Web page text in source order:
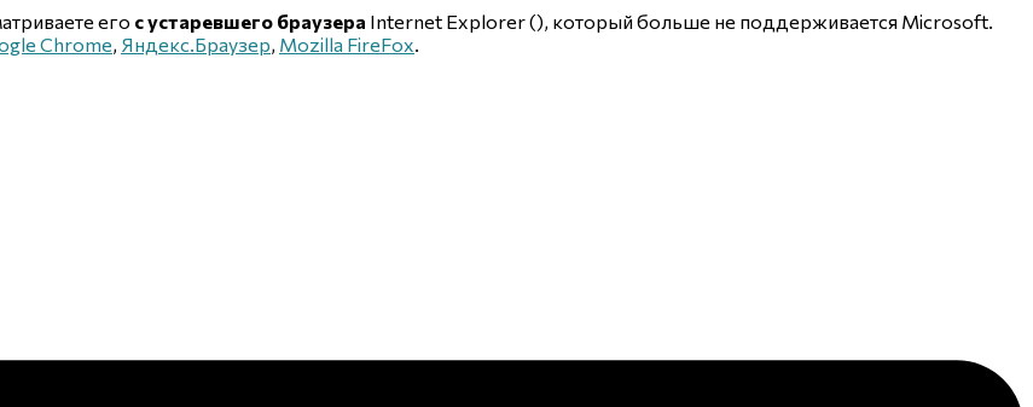
его с устаревшего браузера Internet Explorer (), который больше не поддерживается Microsoft.
Chrome, Яндекс.Браузер, Mozilla FireFox.